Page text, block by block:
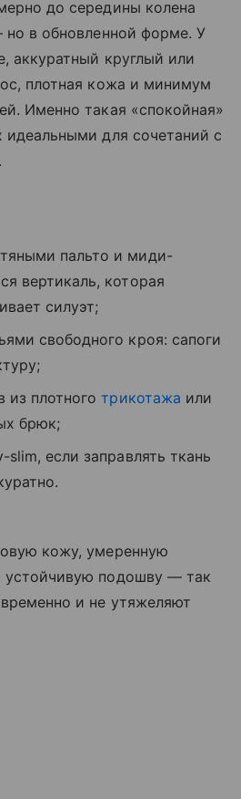
до середины колена
но в обновленной форме. У
аккуратный круглый или
плотная кожа и минимум
Именно такая «спокойная»
идеальными для сочетаний с
пальто и миди-
вертикаль, которая
силуэт;
свободного кроя: сапоги
из плотноготрикотажа или
брюк;
если заправлять ткань
кожу, умеренную
подошву — так
и не утяжеляют